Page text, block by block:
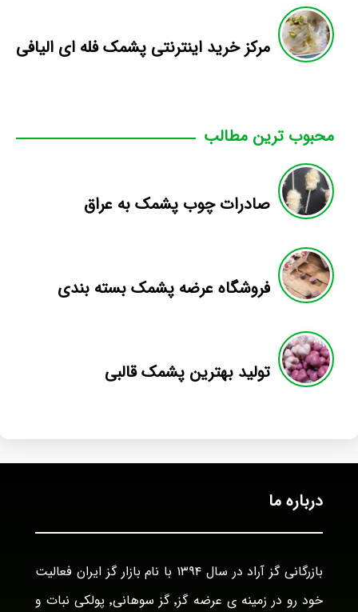
مرکز خرید اینترنتی پشمک فله ای الیافی
محبوب ترین مطالب
صادرات چوب پشمک به عراق
فروشگاه عرضه پشمک بسته بندی
تولید بهترین پشمک قالبی
درباره ما
بازرگانی گز آراد در سال ۱۳۹۴ با نام بازار گز ایران فعالیت
خود رو در زمینه ی عرضه گز٬ گز سوهانی٬ پولکی نبات و